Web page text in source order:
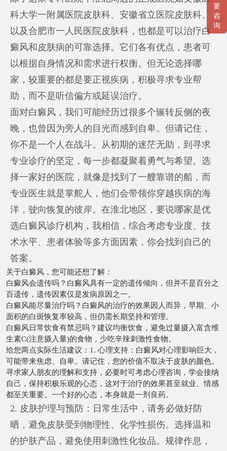
科大学一附属医院皮肤科、安徽省立医院皮肤科、
以及合肥市一人民医院皮肤科，也都是可以治疗白
癜风和皮肤病的可靠选择。它们各有优点，患者可
以根据自身情况和需求进行权衡。但无论选择哪
家，较重要的都是要正视疾病，积极寻求专业帮
助，而不是听信偏方或延误治疗。
面对白癜风，我们可能经历过很多个辗转反侧的夜
晚，也曾因为旁人的目光而感到自卑。但请记住，
你不是一个人在战斗。从初期的迷茫无助，到寻求
专业诊疗的坚定，每一步都凝聚着勇气与希望。选
择一家好的医院，就像是找到了一艘靠谱的船，而
专业医生就是掌舵人，他们会带领你穿越疾病的海
洋，驶向恢复的彼岸。在淮北地区，要说哪家是优
选白癜风诊疗机构，我相信，综合考虑专业度、技
术水平、患者体验等多方面因素，你会找到自己的
答案。
关于白癜风，您可能还想了解：
白癜风会遗传吗？白癜风具有一定的遗传倾向，但并不是百分之
百遗传，遗传因素仅是发病原因之一。
白癜风能尽量治疗吗？白癜风的治疗的效果因人而异，早期、小
面积的白斑恢复率较高，但仍需长期坚持和管理。
白癜风日常饮食有禁忌吗？建议均衡饮食，避免过量摄入富含维
生素C(注意摄入量)的食物，少吃辛辣刺激性食物。
给您两点实际生活建议：1. 心理支持：白癜风对心理影响巨大，
可能带来焦虑、自卑。请记住，您的价值不取决于皮肤的颜色。
寻求家人朋友的理解和支持，必要时可考虑心理咨询，学会接纳
自己，保持积极乐观的心态，这对于治疗的效果甚至就业、情感
都至关重要。一个好的心态，本身就是一剂良药。
2. 皮肤护理与预防：日常生活中，请务必做好防
晒，避免皮肤受到物理性、化学性损伤。选择温和
的护肤产品，避免使用刺激性化妆品。规律作息，
要
咨
询